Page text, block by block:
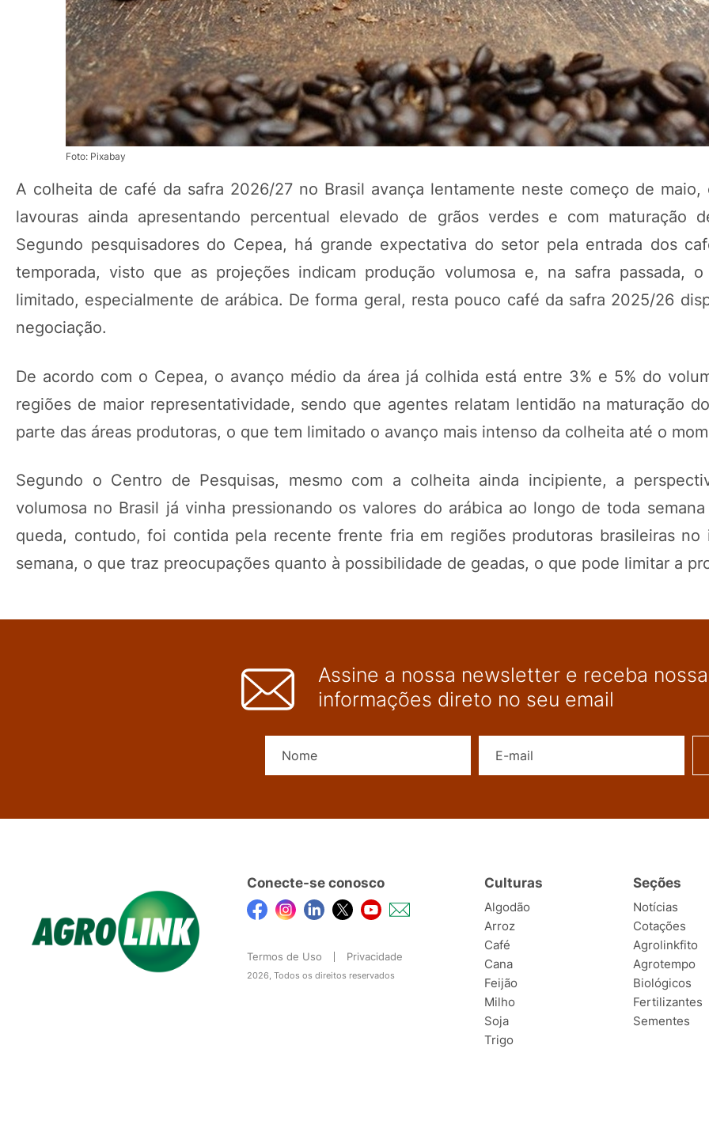
Foto: Pixabay
A colheita de café da safra 2026/27 no Brasil avança lentamente neste começo de maio,
lavouras ainda apresentando percentual elevado de grãos verdes e com maturação
Segundo pesquisadores do Cepea, há grande expectativa do setor pela entrada dos
temporada, visto que as projeções indicam produção volumosa e, na safra passada,
limitado, especialmente de arábica. De forma geral, resta pouco café da safra 2025/26
negociação.
De acordo com o Cepea, o avanço médio da área já colhida está entre 3% e 5% do
regiões de maior representatividade, sendo que agentes relatam lentidão na maturação
parte das áreas produtoras, o que tem limitado o avanço mais intenso da colheita até o
Segundo o Centro de Pesquisas, mesmo com a colheita ainda incipiente, a
volumosa no Brasil já vinha pressionando os valores do arábica ao longo de toda semana
queda, contudo, foi contida pela recente frente fria em regiões produtoras brasileiras no
semana, o que traz preocupações quanto à possibilidade de geadas, o que pode limitar a
Orgânico
Assine a nossa newsletter e receba
informações direto no seu email
Conecte-se conosco
Termos de Uso Privacidade
2026, Todos os direitos reservados
Culturas
Algodão
Arroz
Café
Cana
Feijão
Milho
Soja
Trigo
Seções
Notícias
Cotações
Agrolinkfito
Agrotempo
Biológicos
Fertilizantes
Sementes